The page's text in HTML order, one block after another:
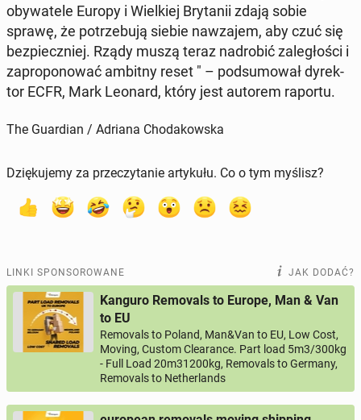
oby­wa­te­le Europy i Wiel­kiej Bry­ta­nii zdają sobie
sprawę, że po­trze­bu­ją siebie na­wza­jem, aby czuć się
bez­piecz­niej. Rządy muszą teraz nad­ro­bić za­le­gło­ści i
za­pro­po­no­wać ambitny reset " – pod­su­mo­wał dy­rek­
tor ECFR, Mark Leonard, który jest autorem raportu.
The Guardian / Adriana Chodakowska
Dziękujemy za przeczytanie artykułu. Co o tym myślisz?
LINKI SPONSOROWANE JAK DODAĆ?
Kanguro Removals to Europe, Man & Van
to EU
Removals to Poland, Man&Van to EU, Low Cost,
Moving, Custom Clearance. Part load 5m3/300kg
- Full Load 20m31200kg, Removals to Germany,
Removals to Netherlands